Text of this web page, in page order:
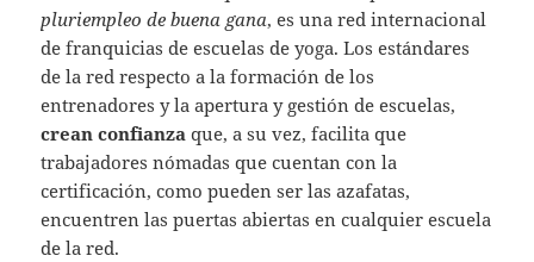
pluriempleo de buena gana, es una red internacional
de franquicias de escuelas de yoga. Los estándares
de la red respecto a la formación de los
entrenadores y la apertura y gestión de escuelas,
crean confianza que, a su vez, facilita que
trabajadores nómadas que cuentan con la
certificación, como pueden ser las azafatas,
encuentren las puertas abiertas en cualquier escuela
de la red.